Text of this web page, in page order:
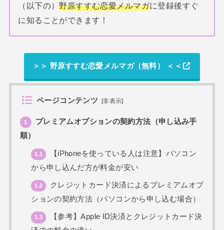
（以下の）野原すすむ恋愛メルマガに登録後すぐ
に知ることができます！
＞＞ 野原すすむ恋愛メルマガ（無料） ＜＜
ページコンテンツ [非表示]
1
プレミアムオプションの契約方法（申し込み手
順）
1.1
【iPhoneを使っている人は注意】パソコン
から申し込んだ方が料金が安い
1.2
クレジットカード決済によるプレミアムオプ
ションの契約方法（パソコンから申し込む場合）
1.3
【参考】Apple ID決済とクレジットカード決